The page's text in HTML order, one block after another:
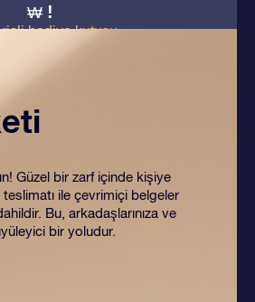
₩ !
hediye kutusu
Güzel bir zarf içinde kişiye
ile çevrimiçi belgeler
Bu, arkadaşlarınıza ve
bir yoludur.